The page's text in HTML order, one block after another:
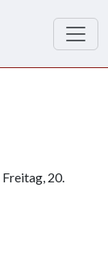
Freitag, 20.